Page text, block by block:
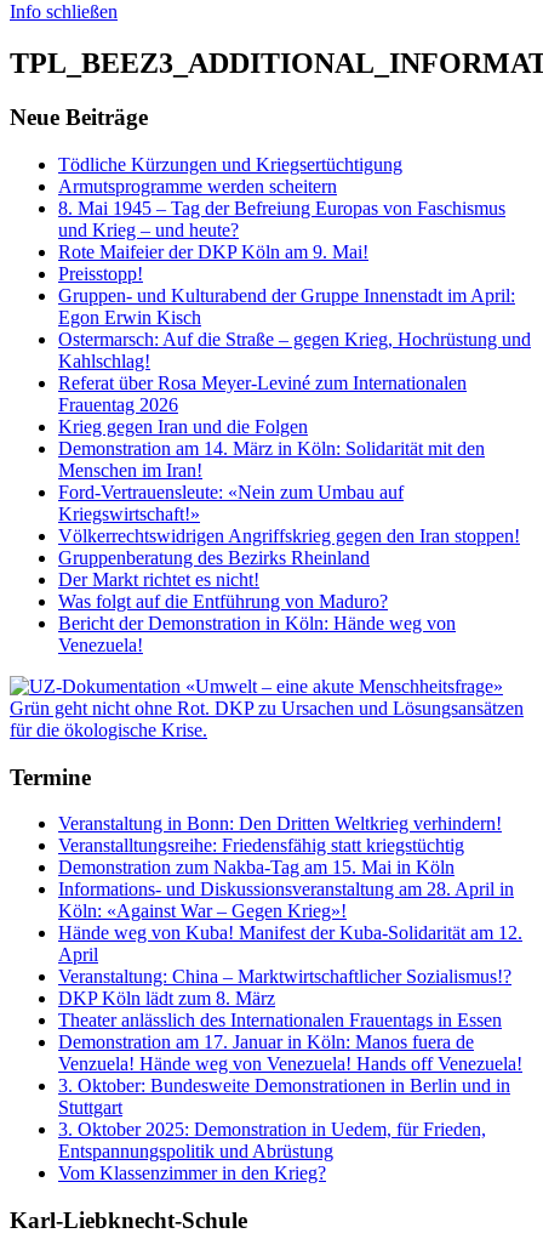
Info schließen
Neue Beiträge
Tödliche Kürzungen und Kriegsertüchtigung
Armutsprogramme werden scheitern
8. Mai 1945 – Tag der Befreiung Europas von Faschismus
und Krieg – und heute?
Rote Maifeier der DKP Köln am 9. Mai!
Preisstopp!
Gruppen- und Kulturabend der Gruppe Innenstadt im April:
Egon Erwin Kisch
Ostermarsch: Auf die Straße – gegen Krieg, Hochrüstung und
Kahlschlag!
Referat über Rosa Meyer-Leviné zum Internationalen
Frauentag 2026
Krieg gegen Iran und die Folgen
Demonstration am 14. März in Köln: Solidarität mit den
Menschen im Iran!
Ford-Vertrauensleute: «Nein zum Umbau auf
Kriegswirtschaft!»
Völkerrechtswidrigen Angriffskrieg gegen den Iran stoppen!
Gruppenberatung des Bezirks Rheinland
Der Markt richtet es nicht!
Was folgt auf die Entführung von Maduro?
Bericht der Demonstration in Köln: Hände weg von
Venezuela!
Termine
Veranstaltung in Bonn: Den Dritten Weltkrieg verhindern!
Veranstalltungsreihe: Friedensfähig statt kriegstüchtig
Demonstration zum Nakba-Tag am 15. Mai in Köln
Informations- und Diskussionsveranstaltung am 28. April in
Köln: «Against War – Gegen Krieg»!
Hände weg von Kuba! Manifest der Kuba-Solidarität am 12.
April
Veranstaltung: China – Marktwirtschaftlicher Sozialismus!?
DKP Köln lädt zum 8. März
Theater anlässlich des Internationalen Frauentags in Essen
Demonstration am 17. Januar in Köln: Manos fuera de
Venzuela! Hände weg von Venezuela! Hands off Venezuela!
3. Oktober: Bundesweite Demonstrationen in Berlin und in
Stuttgart
3. Oktober 2025: Demonstration in Uedem, für Frieden,
Entspannungspolitik und Abrüstung
Vom Klassenzimmer in den Krieg?
Karl-Liebknecht-­Schule